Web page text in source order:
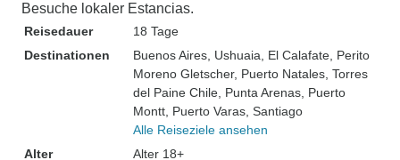
Besuche lokaler Estancias.
Reisedauer
18 Tage
Destinationen
Buenos Aires , Ushuaia , El Calafate , Perito
Moreno Gletscher, Puerto Natales , Torres
del Paine Chile , Punta Arenas , Puerto
Montt , Puerto Varas , Santiago
Alle Reiseziele ansehen
Alter
Alter 18+